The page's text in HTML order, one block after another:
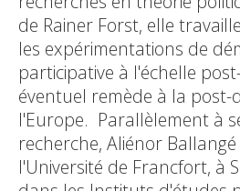
de Rainer Forst, elle
les expérimentations de
participative à l'échelle
éventuel remède à la post-
l'Europe. Parallèlement à
recherche, Aliénor
l'Université de Francfort, à